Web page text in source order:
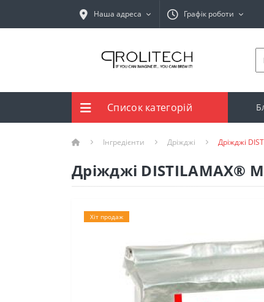
Наша адреса Графік роботи
Список категорій
Інгредієнти Дріжджі Дріжджі
Дріжджі DISTILAMAX®
Хіт продаж